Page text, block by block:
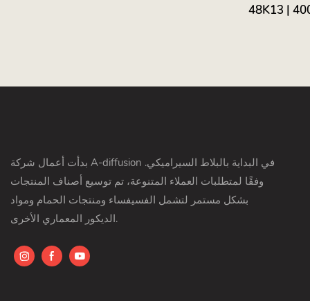
بدأت أعمال شركة A-diffusion في البداية بالبلاط السيراميكي.
وفقًا لمتطلبات العملاء المتنوعة، تم توسيع أصناف المنتجات
بشكل مستمر لتشمل الفسيفساء ومنتجات الحمام ومواد
الديكور المعماري الأخرى.